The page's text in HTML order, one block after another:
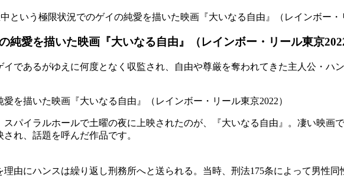
という極限状況でのゲイの純愛を描いた映画『大いなる自由』（レインボー・
純愛を描いた映画『大いなる自由』（レインボー・リール東京
であるがゆえに何度となく収監され、自由や尊厳を奪われてきた主人公・ハ
パイラルホールで土曜の夜に上映されたのが、『大いなる自由』。凄い映画
れ、話題を呼んだ作品です。
由にハンスは繰り返し刑務所へと送られる。当時、刑法175条によって男性